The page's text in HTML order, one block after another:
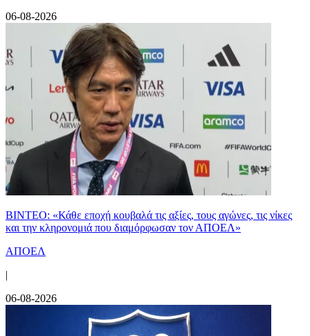
06-08-2026
ΒΙΝΤΕΟ: «Κάθε εποχή κουβαλά τις αξίες, τους αγώνες, τις νίκες
και την κληρονομιά που διαμόρφωσαν τον ΑΠΟΕΛ»
ΑΠΟΕΛ
|
06-08-2026